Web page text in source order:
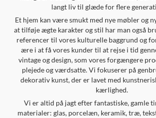
langt liv til glæde for flere
Et hjem kan være smukt med nye møbler og
at tilføje ægte karakter og stil har man også
referencer til vores kulturelle baggrund og
ære i at få vores kunder til at rejse i tid
vintage og design, som vores forgængere
plejede og værdsatte. Vi fokuserer på
dekorativ kunst, der er lavet med
kærlighed.
Vi er altid på jagt efter fantastiske, gamle
materialer: glas, porcelæn, keramik, træ,